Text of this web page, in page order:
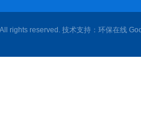
rights reserved. 技术支持： 环保在线